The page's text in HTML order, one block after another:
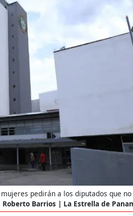
pedirán a los diputados que no
Roberto Barrios | La Estrella de
Video, Japón:
deja heridos y graves
daños en
Un fuerte terremoto de
7,1 se registró este martes 28
julio en la prefectura de
al sur de Japón, provocando
emergencia de gran...